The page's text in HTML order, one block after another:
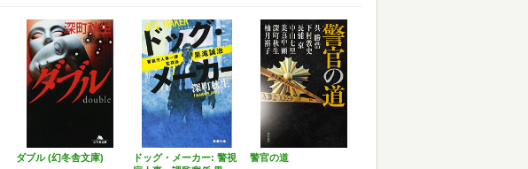
ダブル (幻冬舎文庫)
ドッグ・メーカー: 警視
警官の道